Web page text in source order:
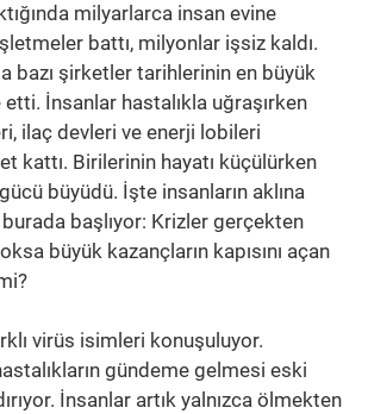
milyarlarca insan evine
battı, milyonlar işsiz kaldı.
bazı şirketler tarihlerinin en büyük
etti. İnsanlar hastalıkla uğraşırken
ilaç devleri ve enerji lobileri
kattı. Birilerinin hayatı küçülürken
büyüdü. İşte insanların aklına
başlıyor: Krizler gerçekten
büyük kazançların kapısını açan
virüs isimleri konuşuluyor.
gündeme gelmesi eski
İnsanlar artık yalnızca ölmekten